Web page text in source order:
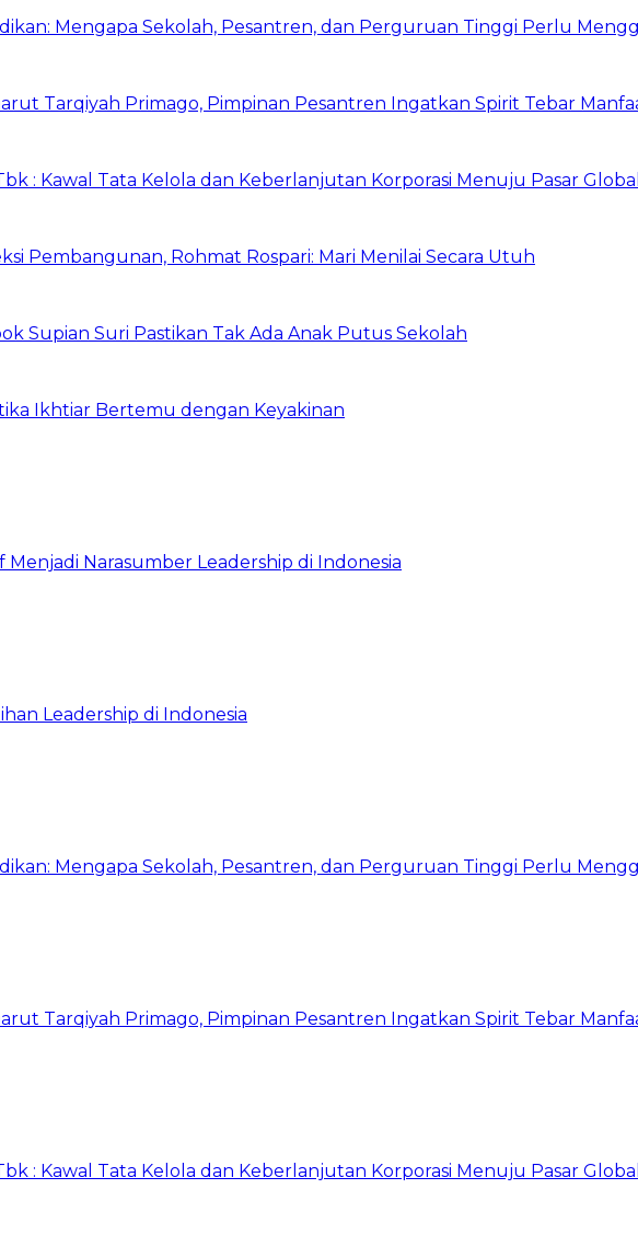
Mengapa Sekolah, Pesantren, dan Perguruan Tinggi Perlu
Tarqiyah Primago, Pimpinan Pesantren Ingatkan Spirit Tebar
: Kawal Tata Kelola dan Keberlanjutan Korporasi Menuju Pasar Global
Pembangunan, Rohmat Rospari: Mari Menilai Secara Utuh
Supian Suri Pastikan Tak Ada Anak Putus Sekolah
Ikhtiar Bertemu dengan Keyakinan
Narasumber Leadership di Indonesia
Leadership di Indonesia
Mengapa Sekolah, Pesantren, dan Perguruan Tinggi Perlu
Tarqiyah Primago, Pimpinan Pesantren Ingatkan Spirit Tebar
: Kawal Tata Kelola dan Keberlanjutan Korporasi Menuju Pasar Global